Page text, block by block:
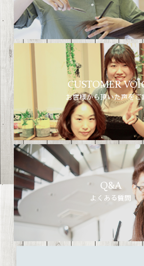
CUSTOMER
お客様から頂いた声をご
Q&A
よくある質問